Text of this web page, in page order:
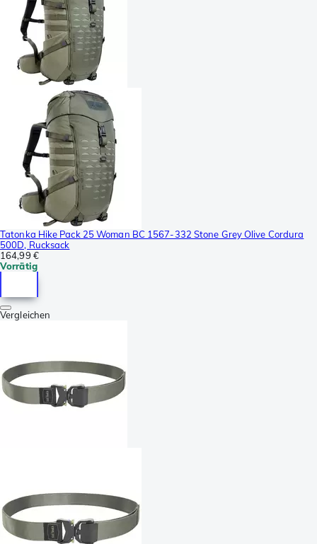
Tatonka Hike Pack 25 Woman BC 1567-332 Stone Grey Olive Cordura
500D, Rucksack
164,99 €
Vorrätig
Vergleichen